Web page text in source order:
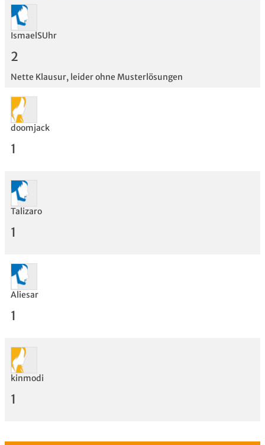
Bewertung
IsmaelSUhr
2
Nette Klausur, leider ohne Musterlösungen
doomjack
1
Talizaro
1
Aliesar
1
kinmodi
1